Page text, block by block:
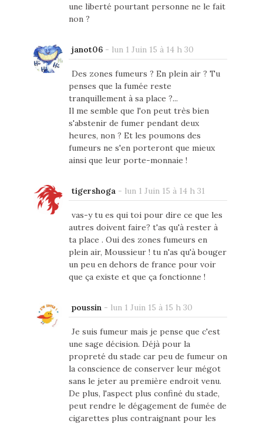
une liberté pourtant personne ne le fait
non ?
janot06- lun 1 Juin 15 à 14 h 30
Des zones fumeurs ? En plein air ? Tu
penses que la fumée reste
tranquillement à sa place ?...
Il me semble que l'on peut très bien
s'abstenir de fumer pendant deux
heures, non ? Et les poumons des
fumeurs ne s'en porteront que mieux
ainsi que leur porte-monnaie !
tigershoga- lun 1 Juin 15 à 14 h 31
vas-y tu es qui toi pour dire ce que les
autres doivent faire? t'as qu'à rester à
ta place . Oui des zones fumeurs en
plein air, Moussieur ! tu n'as qu'à bouger
un peu en dehors de france pour voir
que ça existe et que ça fonctionne !
poussin- lun 1 Juin 15 à 15 h 30
Je suis fumeur mais je pense que c'est
une sage décision. Déjà pour la
propreté du stade car peu de fumeur on
la conscience de conserver leur mégot
sans le jeter au première endroit venu.
De plus, l'aspect plus confiné du stade,
peut rendre le dégagement de fumée de
cigarettes plus contraignant pour les